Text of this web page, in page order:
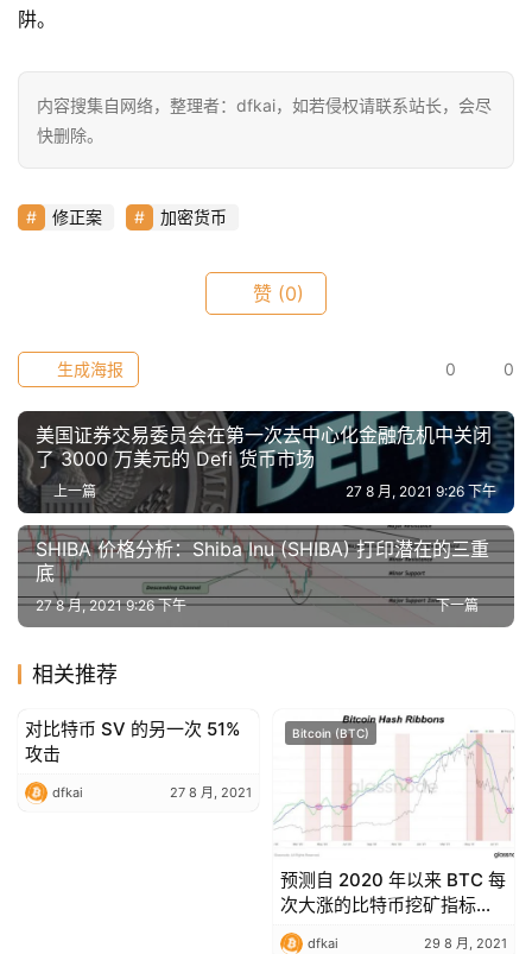
工
具
荐
阱。
内容搜集自网络，整理者：dfkai，如若侵权请联系站长，会尽
快删除。
修正案 加密货币
赞 (0)
0 0
生成海报
美国证券交易委员会在第一次去中心化金融危机中关闭
了 3000 万美元的 Defi 货币市场
上一篇 27 8 月, 2021 9:26 下午
SHIBA 价格分析：Shiba Inu (SHIBA) 打印潜在的三重
底
下一篇
27 8 月, 2021 9:26 下午
相关推荐
Bitcoin (BTC)
对比特币 SV 的另一次 51%
攻击
dfkai 27 8 月, 2021
Bitcoin (BTC)
预测自 2020 年以来 BTC 每
次大涨的比特币挖矿指标再
次闪烁
dfkai 29 8 月, 2021